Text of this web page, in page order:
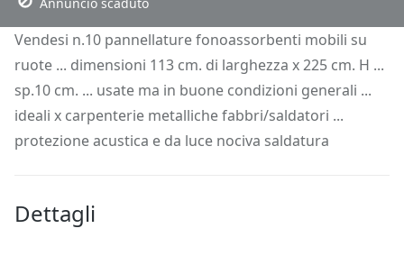
Vendesi n.10 pannellature fonoassorbenti mobili su
ruote ... dimensioni 113 cm. di larghezza x 225 cm. H ...
sp.10 cm. ... usate ma in buone condizioni generali ...
ideali x carpenterie metalliche fabbri/saldatori ...
protezione acustica e da luce nociva saldatura
Dettagli